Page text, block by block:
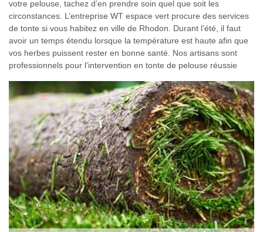
votre pelouse, tachez d’en prendre soin quel que soit les
circonstances. L’entreprise WT espace vert procure des services
de tonte si vous habitez en ville de Rhodon. Durant l’été, il faut
avoir un temps étendu lorsque la température est haute afin que
vos herbes puissent rester en bonne santé. Nos artisans sont
professionnels pour l’intervention en tonte de pelouse réussie